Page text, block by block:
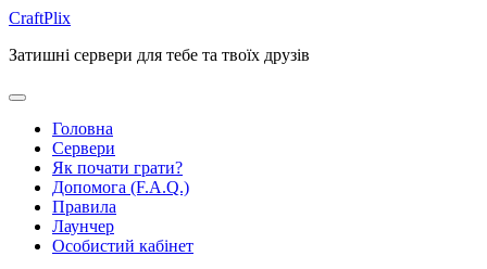
CraftPlix
Затишні сервери для тебе та твоїх друзів
Головна
Сервери
Як почати грати?
Допомога (F.A.Q.)
Правила
Лаунчер
Особистий кабінет